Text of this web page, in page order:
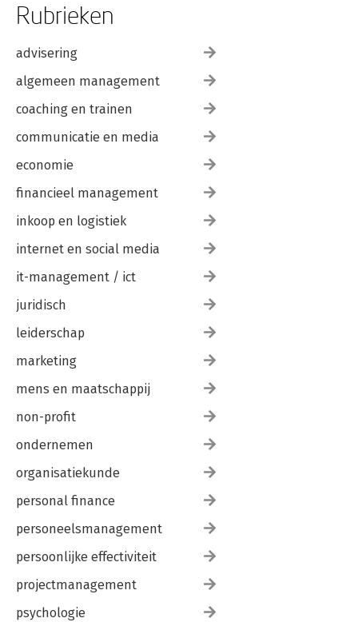
Rubrieken
advisering
algemeen management
coaching en trainen
communicatie en media
economie
financieel management
inkoop en logistiek
internet en social media
it-management / ict
juridisch
leiderschap
marketing
mens en maatschappij
non-profit
ondernemen
organisatiekunde
personal finance
personeelsmanagement
persoonlijke effectiviteit
projectmanagement
psychologie